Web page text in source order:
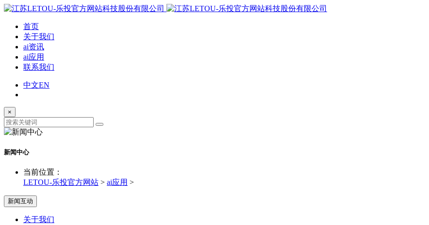
首页
关于我们
ai资讯
ai应用
联系我们
中文EN
×
新闻中心
当前位置：
LETOU-乐投官方网站 > ai应用 >
新闻互动
关于我们